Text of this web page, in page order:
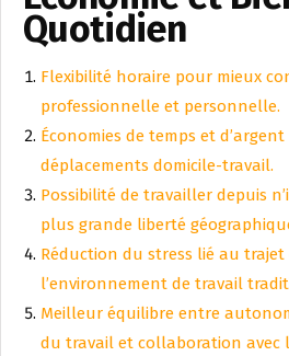
Quotidien
Flexibilité horaire pour mieux
professionnelle et personnelle.
Économies de temps et
déplacements domicile-travail.
Possibilité de travailler depuis
plus grande liberté
Réduction du stress lié au
l’environnement de travail
Meilleur équilibre entre
du travail et collaboration avec